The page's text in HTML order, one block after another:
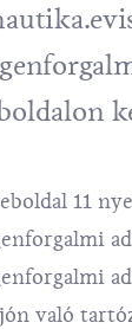
11
való